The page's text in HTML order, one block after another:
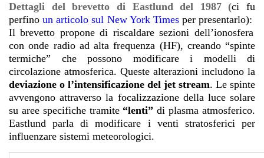
Dettagli del brevetto di Eastlund del 1987 (ci fu
perfino un articolo sul New York Timesper presentarlo):
Il brevetto propone di riscaldare sezioni dell’ionosfera
con onde radio ad alta frequenza (HF), creando “spinte
termiche” che possono modificare i modelli di
circolazione atmosferica. Queste alterazioni includono la
deviazione o l’intensificazione del jet stream. Le spinte
avvengono attraverso la focalizzazione dellaluce solare
su aree specifiche tramite “lenti” di plasma atmosferico.
Eastlund parla di modificare i venti stratosferici per
influenzare sistemi meteorologici.